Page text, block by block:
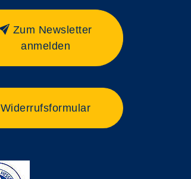
Zum Newsletter
anmelden
Widerrufsformular